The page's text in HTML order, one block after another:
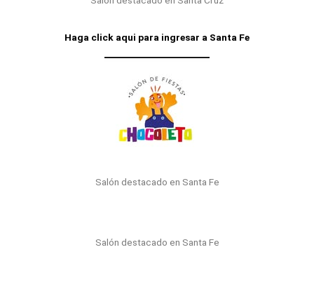
Haga click aqui para ingresar a Santa Fe
Salón destacado en Santa Fe
Salón destacado en Santa Fe